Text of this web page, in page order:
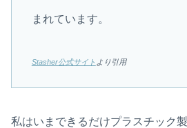
まれています。
Stasher公式サイト より引用
私はいまできるだけプラスチック